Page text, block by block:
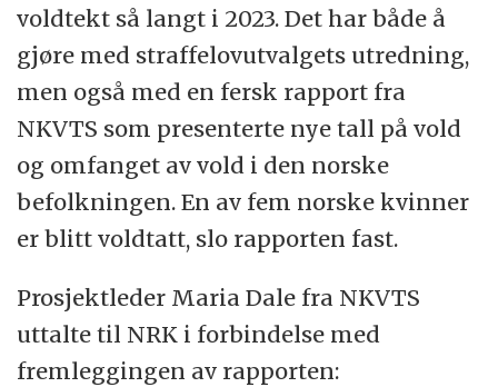
voldtekt så langt i 2023. Det har både å
gjøre med straffelovutvalgets utredning,
men også med en fersk rapport fra
NKVTS som presenterte nye tall på vold
og omfanget av vold i den norske
befolkningen. En av fem norske kvinner
er blitt voldtatt, slo rapporten fast.
Prosjektleder Maria Dale fra NKVTS
uttalte til NRK i forbindelse med
fremleggingen av rapporten: